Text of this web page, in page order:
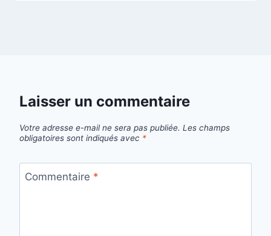
Laisser un commentaire
Votre adresse e-mail ne sera pas publiée. Les champs
obligatoires sont indiqués avec *
Commentaire *